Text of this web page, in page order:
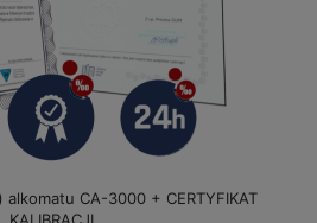
alkomatu CA-3000 + CERTYFIKAT
KALIBRACJI